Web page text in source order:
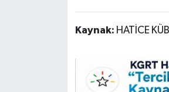
Kaynak: HATİCE